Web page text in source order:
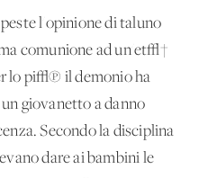
l'opinione di taluno
comunione ad un'et√†
lo pi√π il demonio ha
giovanetto a danno
Secondo la disciplina
dare ai bambini le